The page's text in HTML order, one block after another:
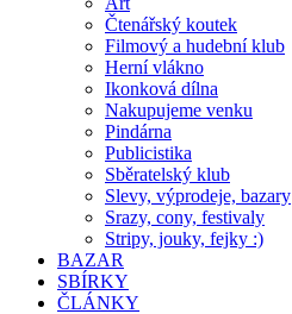
Čtenářský koutek
Filmový a hudební klub
Herní vlákno
Ikonková dílna
Nakupujeme venku
Pindárna
Publicistika
Sběratelský klub
Slevy, výprodeje, bazary
Srazy, cony, festivaly
Stripy, jouky, fejky :)
BAZAR
SBÍRKY
ČLÁNKY